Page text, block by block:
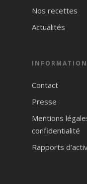
Nos recettes
Actualités
Contact
Presse
Mentions
confidentialité
Rapports